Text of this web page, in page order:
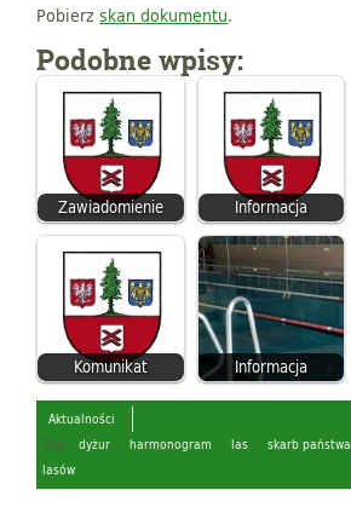
Pobierzskan dokumentu.
Podobne wpisy:
Zawiadomienie Informacja
Komunikat Informacja
Aktualności
Tagi:
dyżur , harmonogram , las , skarb państwa
lasów